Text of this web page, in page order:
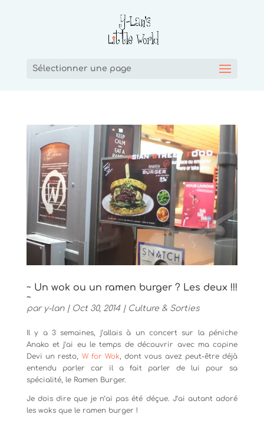
Sélectionner une page
~ Un wok ou un ramen burger ? Les deux !!!
~
par y-lan| Oct 30, 2014| Culture & Sorties
Il y a 3 semaines, j’allais à un concert sur la péniche
Anako et j’ai eu le temps de découvrir avec ma copine
Devi un resto, W for Wok, dont vous avez peut-être déjà
entendu parler car il a fait parler de lui pour sa
spécialité, le Ramen Burger.
Je dois dire que je n’ai pas été déçue. J’ai autant adoré
les woks que le ramen burger !